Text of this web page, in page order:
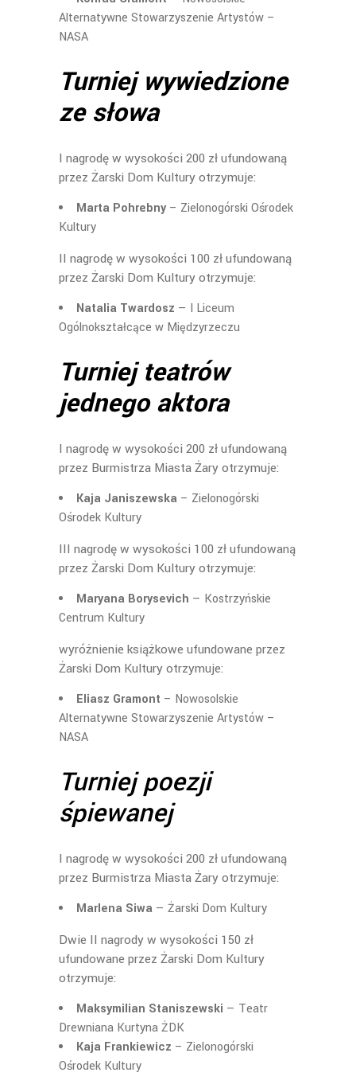
Alternatywne Stowarzyszenie Artystów –
NASA
Turniej wywiedzione
ze słowa
I nagrodę w wysokości 200 zł ufundowaną
przez Żarski Dom Kultury otrzymuje:
Marta Pohrebny – Zielonogórski Ośrodek
Kultury
II nagrodę w wysokości 100 zł ufundowaną
przez Żarski Dom Kultury otrzymuje:
Natalia Twardosz — I Liceum
Ogólnokształcące w Międzyrzeczu
Turniej teatrów
jednego aktora
I nagrodę w wysokości 200 zł ufundowaną
przez Burmistrza Miasta Żary otrzymuje:
Kaja Janiszewska – Zielonogórski
Ośrodek Kultury
III nagrodę w wysokości 100 zł ufundowaną
przez Żarski Dom Kultury otrzymuje:
Maryana Borysevich — Kostrzyńskie
Centrum Kultury
wyróżnienie książkowe ufundowane przez
Żarski Dom Kultury otrzymuje:
Eliasz Gramont – Nowosolskie
Alternatywne Stowarzyszenie Artystów –
NASA
Turniej poezji
śpiewanej
I nagrodę w wysokości 200 zł ufundowaną
przez Burmistrza Miasta Żary otrzymuje:
Marlena Siwa — Żarski Dom Kultury
Dwie II nagrody w wysokości 150 zł
ufundowane przez Żarski Dom Kultury
otrzymuje:
Maksymilian Staniszewski — Teatr
Drewniana Kurtyna ŻDK
Kaja Frankiewicz – Zielonogórski
Ośrodek Kultury